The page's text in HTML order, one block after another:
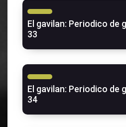
El gavilan: Periodico de
33
El gavilan: Periodico de
34